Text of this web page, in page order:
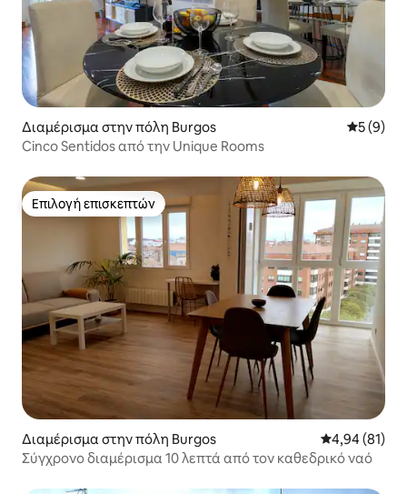
Διαμέρισμα στην πόλη Burgos Μέση
5 (9)
Cinco Sentidos από την Unique Rooms
Επιλογή επισκεπτών
Επιλογή επισκεπτών
Διαμέρισμα στην πόλη Burgos Μέση
4,94 (81)
Σύγχρονο διαμέρισμα 10 λεπτά από τον καθεδρικό ναό